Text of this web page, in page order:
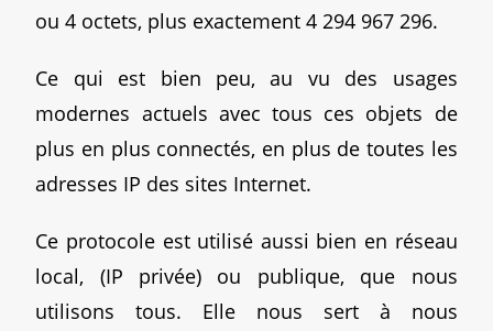
ou 4 octets, plus exactement 4 294 967 296.
Ce qui est bien peu, au vu des usages
modernes actuels avec tous ces objets de
plus en plus connectés, en plus de toutes les
adresses IP des sites Internet.
Ce protocole est utilisé aussi bien en réseau
local, (IP privée) ou publique, que nous
utilisons tous. Elle nous sert à nous